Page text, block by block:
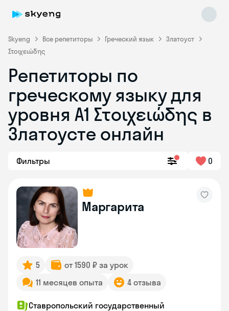
Skyeng Все репетиторы Греческий язык
Златоуст
Στοιχειώδης
Репетиторы по
греческому языку для
уровня Α1 Στοιχειώδης в
Златоусте онлайн
Фильтры 0
Маргарита
5
от 1590 ₽ за урок
11 месяцев опыта
4 отзыва
Ставропольский государственный
Skyeng Chat
online